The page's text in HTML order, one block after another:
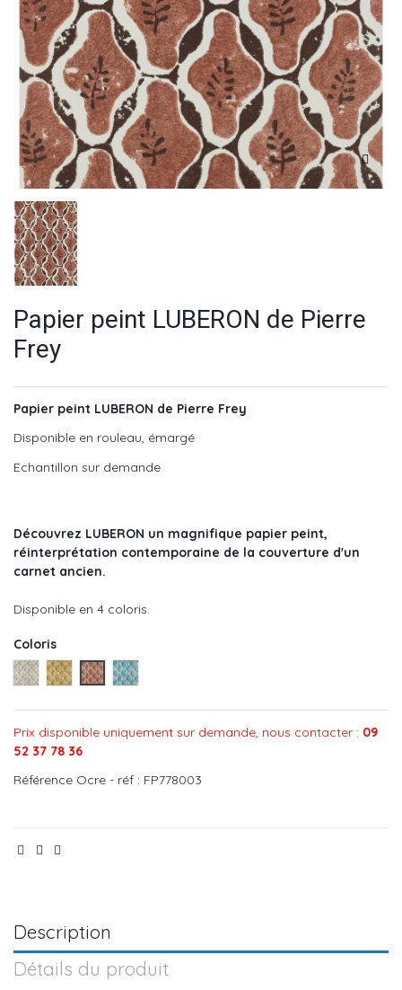
Papier peint LUBERON de Pierre
Frey
Papier peint LUBERON de Pierre Frey
Disponible en rouleau, émargé
Echantillon sur demande
Découvrez LUBERON un magnifique papier peint,
réinterprétation contemporaine de la couverture d'un
carnet ancien.
Disponible en 4 coloris.
Coloris
Lin - réf : FP778001
Olive - réf : FP778002
Ocre - réf : FP778003
Mediterranee - réf : FP778004
Prix disponible uniquement sur demande, nous contacter : 09
52 37 78 36
Référence Ocre - réf : FP778003
Description
Détails du produit